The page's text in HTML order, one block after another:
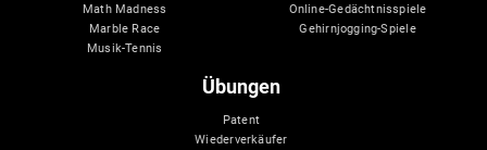
Math Madness
Marble Race
Musik-Tennis
Online-Gedächtnisspiele
Gehirnjogging-Spiele
Übungen
Patent
Wiederverkäufer